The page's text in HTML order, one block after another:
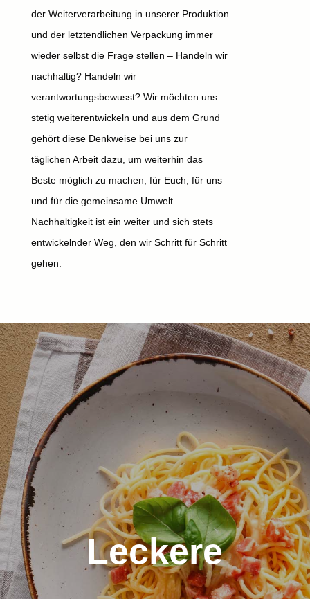
der Weiterverarbeitung in unserer Produktion
und der letztendlichen Verpackung immer
wieder selbst die Frage stellen – Handeln wir
nachhaltig? Handeln wir
verantwortungsbewusst? Wir möchten uns
stetig weiterentwickeln und aus dem Grund
gehört diese Denkweise bei uns zur
täglichen Arbeit dazu, um weiterhin das
Beste möglich zu machen, für Euch, für uns
und für die gemeinsame Umwelt.
Nachhaltigkeit ist ein weiter und sich stets
entwickelnder Weg, den wir Schritt für Schritt
gehen.
Leckere